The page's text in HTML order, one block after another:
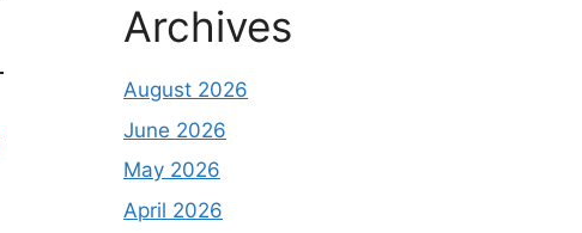
Archives
August 2026
June 2026
May 2026
April 2026